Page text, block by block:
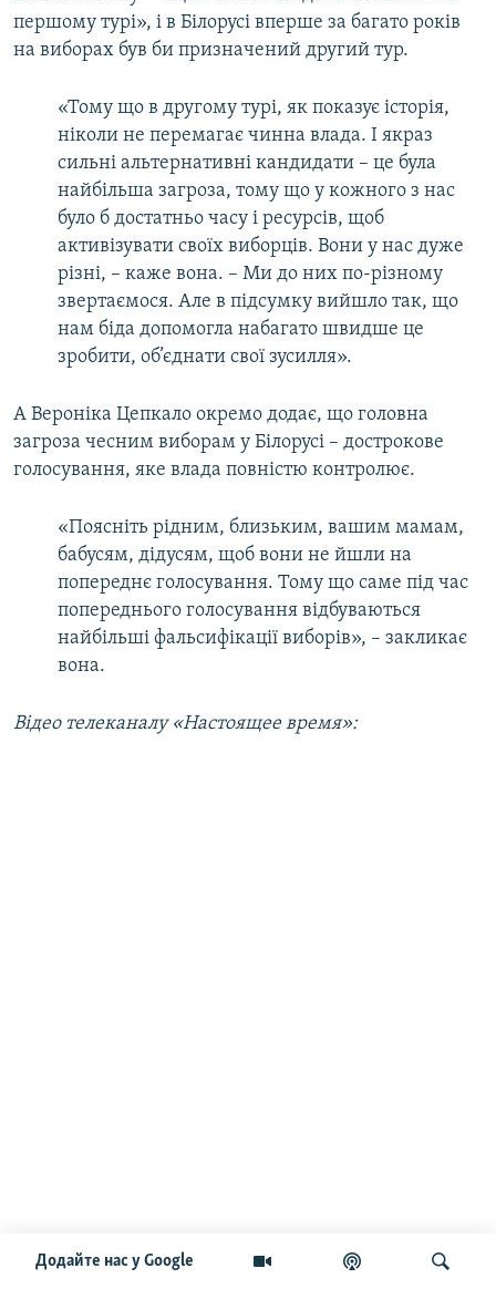
Додайте нас у Google
першому турі», і в Білорусі вперше за багато років
на виборах був би призначений другий тур.
«Тому що в другому турі, як показує історія,
ніколи не перемагає чинна влада. І якраз
сильні альтернативні кандидати – це була
найбільша загроза, тому що у кожного з нас
було б достатньо часу і ресурсів, щоб
активізувати своїх виборців. Вони у нас дуже
різні, – каже вона. – Ми до них по-різному
звертаємося. Але в підсумку вийшло так, що
нам біда допомогла набагато швидше це
зробити, об’єднати свої зусилля».
А Вероніка Цепкало окремо додає, що головна
загроза чесним виборам у Білорусі – дострокове
голосування, яке влада повністю контролює.
«Поясніть рідним, близьким, вашим мамам,
бабусям, дідусям, щоб вони не йшли на
попереднє голосування. Тому що саме під час
попереднього голосування відбуваються
найбільші фальсифікації виборів», – закликає
вона.
Відео телеканалу «Настоящее время»: